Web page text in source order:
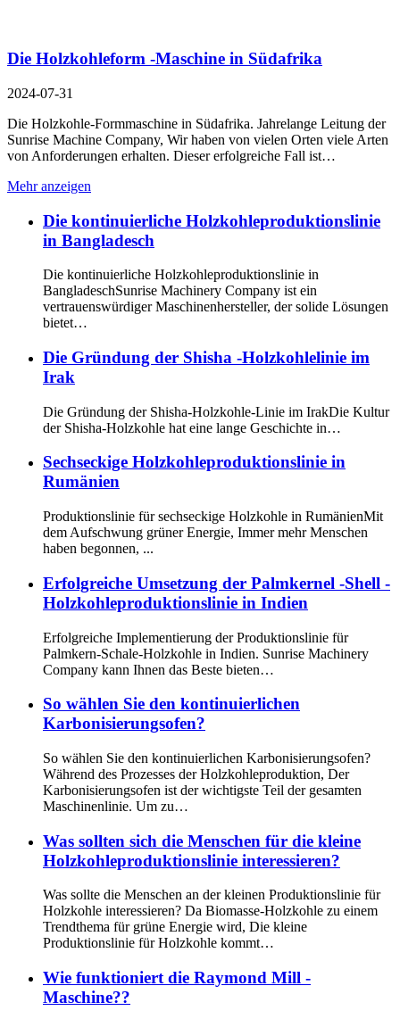
Die Holzkohleform -Maschine in Südafrika
2024-07-31
Die Holzkohle-Formmaschine in Südafrika. Jahrelange Leitung der
Sunrise Machine Company, Wir haben von vielen Orten viele Arten
von Anforderungen erhalten. Dieser erfolgreiche Fall ist…
Mehr anzeigen
Die kontinuierliche Holzkohleproduktionslinie
in Bangladesch
Die kontinuierliche Holzkohleproduktionslinie in
BangladeschSunrise Machinery Company ist ein
vertrauenswürdiger Maschinenhersteller, der solide Lösungen
bietet…
Die Gründung der Shisha -Holzkohlelinie im
Irak
Die Gründung der Shisha-Holzkohle-Linie im IrakDie Kultur
der Shisha-Holzkohle hat eine lange Geschichte in…
Sechseckige Holzkohleproduktionslinie in
Rumänien
Produktionslinie für sechseckige Holzkohle in RumänienMit
dem Aufschwung grüner Energie, Immer mehr Menschen
haben begonnen, ...
Erfolgreiche Umsetzung der Palmkernel -Shell -
Holzkohleproduktionslinie in Indien
Erfolgreiche Implementierung der Produktionslinie für
Palmkern-Schale-Holzkohle in Indien. Sunrise Machinery
Company kann Ihnen das Beste bieten…
So wählen Sie den kontinuierlichen
Karbonisierungsofen?
So wählen Sie den kontinuierlichen Karbonisierungsofen?
Während des Prozesses der Holzkohleproduktion, Der
Karbonisierungsofen ist der wichtigste Teil der gesamten
Maschinenlinie. Um zu…
Was sollten sich die Menschen für die kleine
Holzkohleproduktionslinie interessieren?
Was sollte die Menschen an der kleinen Produktionslinie für
Holzkohle interessieren? Da Biomasse-Holzkohle zu einem
Trendthema für grüne Energie wird, Die kleine
Produktionslinie für Holzkohle kommt…
Wie funktioniert die Raymond Mill -
Maschine??